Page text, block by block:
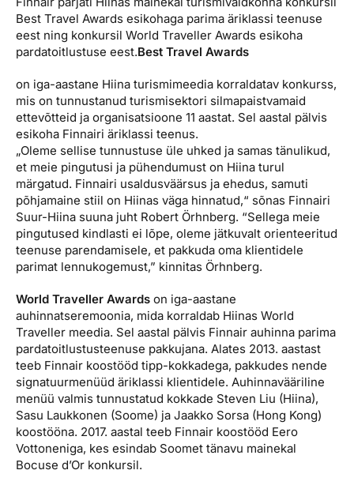
Reisitarvete e-pood
Airalo eSIM
Kuldkaart
Platinum Club
Boonuspunktid
Meist
Ettevõttest, kontaktid, reisikonsultandi teenus, tule
tööle, uudised...
Ettevõttest
Kontaktid
Reisikonsultandi teenus
Tule tööle
Uudised
Best Travel Awards esikohaga parima äriklassi teenuse
eest ning konkursil World Traveller Awards esikoha
pardatoitlustuse eest.Best Travel Awards
on iga-aastane Hiina turismimeedia korraldatav konkurss,
mis on tunnustanud turismisektori silmapaistvamaid
ettevõtteid ja organisatsioone 11 aastat. Sel aastal pälvis
esikoha Finnairi äriklassi teenus.
„Oleme sellise tunnustuse üle uhked ja samas tänulikud,
et meie pingutusi ja pühendumust on Hiina turul
märgatud. Finnairi usaldusväärsus ja ehedus, samuti
põhjamaine stiil on Hiinas väga hinnatud,“ sõnas Finnairi
Suur-Hiina suuna juht Robert Örhnberg. “Sellega meie
pingutused kindlasti ei lõpe, oleme jätkuvalt orienteeritud
teenuse parendamisele, et pakkuda oma klientidele
parimat lennukogemust,” kinnitas Örhnberg.
World Traveller Awards on iga-aastane
auhinnatseremoonia, mida korraldab Hiinas World
Traveller meedia. Sel aastal pälvis Finnair auhinna parima
pardatoitlustusteenuse pakkujana. Alates 2013. aastast
teeb Finnair koostööd tipp-kokkadega, pakkudes nende
signatuurmenüüd äriklassi klientidele. Auhinnavääriline
menüü valmis tunnustatud kokkade Steven Liu (Hiina),
Sasu Laukkonen (Soome) ja Jaakko Sorsa (Hong Kong)
koostööna. 2017. aastal teeb Finnair koostööd Eero
Vottoneniga, kes esindab Soomet tänavu mainekal
Bocuse d’Or konkursil.